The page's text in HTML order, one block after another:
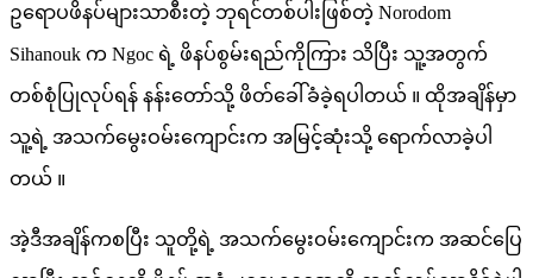
ဥရောပဖိနပ်များသာစီးတဲ့ ဘုရင်တစ်ပါးဖြစ်တဲ့ Norodom
Sihanouk က Ngoc ရဲ့ ဖိနပ်စွမ်းရည်ကိုကြား သိပြီး သူ့အတွက်
တစ်စုံပြုလုပ်ရန် နန်းတော်သို့ ဖိတ်ခေါ်ခံခဲ့ရပါတယ် ။ ထိုအချိန်မှာ
သူ့ရဲ့ အသက်မွေးဝမ်းကျောင်းက အမြင့်ဆုံးသို့ ရောက်လာခဲ့ပါ
တယ် ။
အဲ့ဒီအချိန်ကစပြီး သူတို့ရဲ့ အသက်မွေးဝမ်းကျောင်းက အဆင်ပြေ